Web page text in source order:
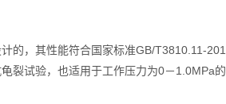
的，其性能符合国家标准GB/T3810.11-
裂试验，也适用于工作压力为0－1.0MPa的